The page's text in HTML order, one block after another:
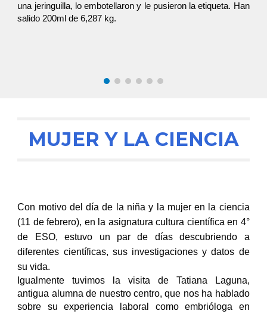
una jeringuilla, lo embotellaron y le pusieron la etiqueta. Han
salido 200ml de 6,287 kg.
MUJER Y LA CIENCIA
Con motivo del día de la niña y la mujer en la ciencia
(11 de febrero), en la asignatura cultura científica en 4°
de ESO, estuvo un par de días descubriendo a
diferentes científicas, sus investigaciones y datos de
su vida.
Igualmente tuvimos la visita de Tatiana Laguna,
antigua alumna de nuestro centro, que nos ha hablado
sobre su experiencia laboral como embrióloga en